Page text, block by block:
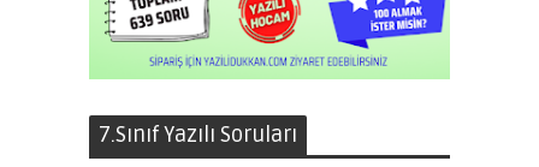
7.Sınıf Yazılı Soruları